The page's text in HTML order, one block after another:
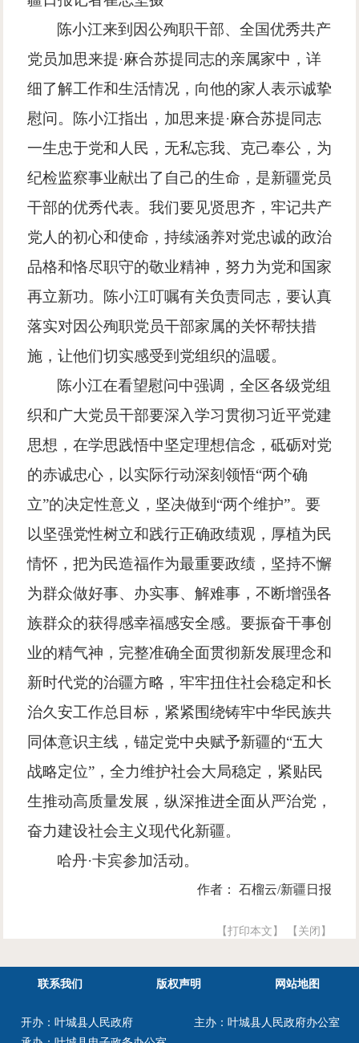
陈小江来到因公殉职干部、全国优秀共产
党员加思来提·麻合苏提同志的亲属家中，详
细了解工作和生活情况，向他的家人表示诚挚
慰问。陈小江指出，加思来提·麻合苏提同志
一生忠于党和人民，无私忘我、克己奉公，为
纪检监察事业献出了自己的生命，是新疆党员
干部的优秀代表。我们要见贤思齐，牢记共产
党人的初心和使命，持续涵养对党忠诚的政治
品格和恪尽职守的敬业精神，努力为党和国家
再立新功。陈小江叮嘱有关负责同志，要认真
落实对因公殉职党员干部家属的关怀帮扶措
施，让他们切实感受到党组织的温暖。
陈小江在看望慰问中强调，全区各级党组
织和广大党员干部要深入学习贯彻习近平党建
思想，在学思践悟中坚定理想信念，砥砺对党
的赤诚忠心，以实际行动深刻领悟“两个确
立”的决定性意义，坚决做到“两个维护”。要
以坚强党性树立和践行正确政绩观，厚植为民
情怀，把为民造福作为最重要政绩，坚持不懈
为群众做好事、办实事、解难事，不断增强各
族群众的获得感幸福感安全感。要振奋干事创
业的精气神，完整准确全面贯彻新发展理念和
新时代党的治疆方略，牢牢扭住社会稳定和长
治久安工作总目标，紧紧围绕铸牢中华民族共
同体意识主线，锚定党中央赋予新疆的“五大
战略定位”，全力维护社会大局稳定，紧贴民
生推动高质量发展，纵深推进全面从严治党，
奋力建设社会主义现代化新疆。
哈丹·卡宾参加活动。
作者： 石榴云/新疆日报
【打印本文】 【关闭】
联系我们 版权声明 网站地图
开办：叶城县人民政府
主办：叶城县人民政府办公室